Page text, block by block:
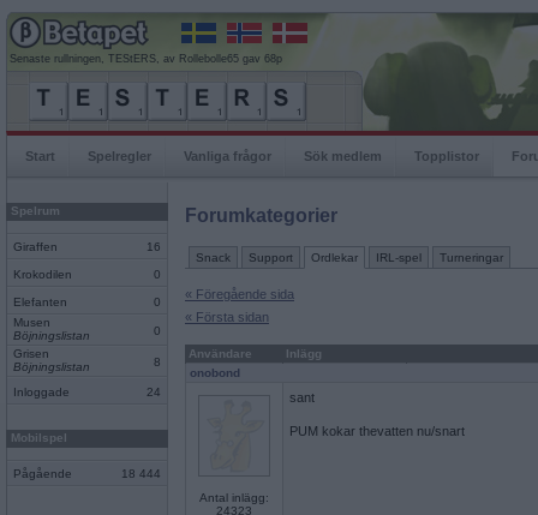
Senaste rullningen, TEStERS, av Rollebolle65 gav 68p
Start Spelregler Vanliga frågor Sök medlem Topplistor
Spelrum
Giraffen 16
Krokodilen 0
Elefanten
0
Musen
Böjningslistan
0
Grisen
Böjningslistan
8
Inloggade 24
Mobilspel
Pågående 18 444
Forumkategorier
Snack Support Ordlekar IRL-spel Turneringar
« Föregående sida
« Första sidan
Användare
Inlägg
onobond
Antal inlägg:
24323
sant
PUM kokar thevatten nu/snart